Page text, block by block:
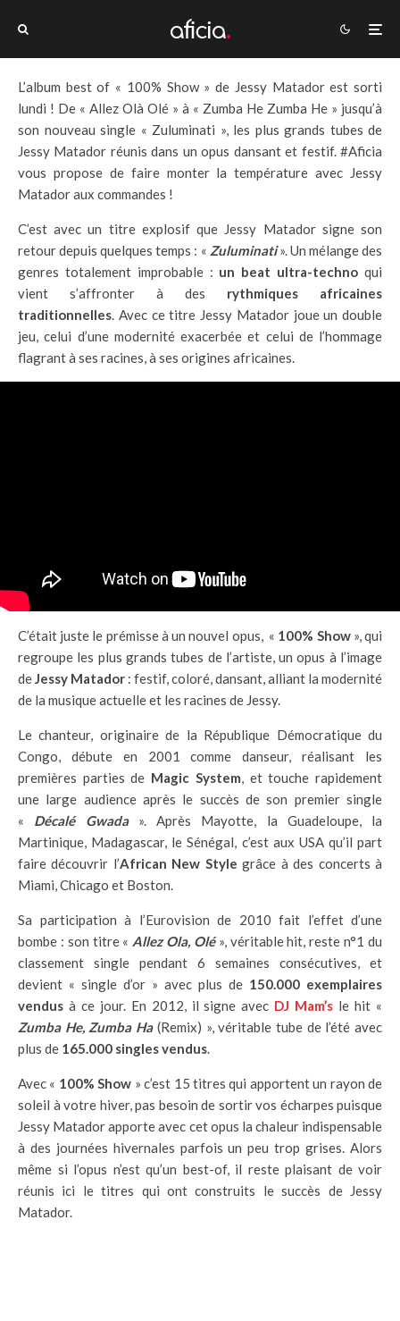
L’album best of « 100% Show » de Jessy Matador est sorti
lundi ! De « Allez Olà Olé » à « Zumba He Zumba He » jusqu’à
son nouveau single « Zuluminati », les plus grands tubes de
Jessy Matador réunis dans un opus dansant et festif. #Aficia
vous propose de faire monter la température avec Jessy
Matador aux commandes !
C’est avec un titre explosif que Jessy Matador signe son
retour depuis quelques temps : « Zuluminati». Un mélange des
genres totalement improbable : un beat ultra-techno qui
vient s’affronter à des rythmiques africaines
traditionnelles. Avec ce titre Jessy Matador joue un double
jeu, celui d’une modernité exacerbée et celui de l’hommage
flagrant à ses racines, à ses origines africaines.
C’était juste le prémisse à un nouvel opus, « 100% Show», qui
regroupe les plus grands tubes de l’artiste, un opus à l’image
deJessy Matador : festif, coloré, dansant, alliant la modernité
de la musique actuelle et les racines de Jessy.
Le chanteur, originaire de la République Démocratique du
Congo, débute en 2001 comme danseur, réalisant les
premières parties de Magic System, et touche rapidement
une large audience après le succès de son premier single
« Décalé Gwada ». Après Mayotte, la Guadeloupe, la
Martinique, Madagascar, le Sénégal, c’est aux USA qu’il part
faire découvrir l’African New Style grâce à des concerts à
Miami, Chicago et Boston.
Sa participation à l’Eurovision de 2010 fait l’effet d’une
bombe : son titre « Allez Ola, Olé», véritable hit, reste n°1 du
classement single pendant 6 semaines consécutives, et
devient « single d’or » avec plus de 150.000 exemplaires
vendus à ce jour. En 2012, il signe avec DJ Mam’s le hit «
Zumba He, Zumba Ha(Remix) », véritable tube de l’été avec
plus de 165.000 singles vendus.
Avec « 100% Show » c’est 15 titres qui apportent un rayon de
soleil à votre hiver, pas besoin de sortir vos écharpes puisque
Jessy Matador apporte avec cet opus la chaleur indispensable
à des journées hivernales parfois un peu trop grises. Alors
même si l’opus n’est qu’un best-of, il reste plaisant de voir
réunis ici le titres qui ont construits le succès de Jessy
Matador.